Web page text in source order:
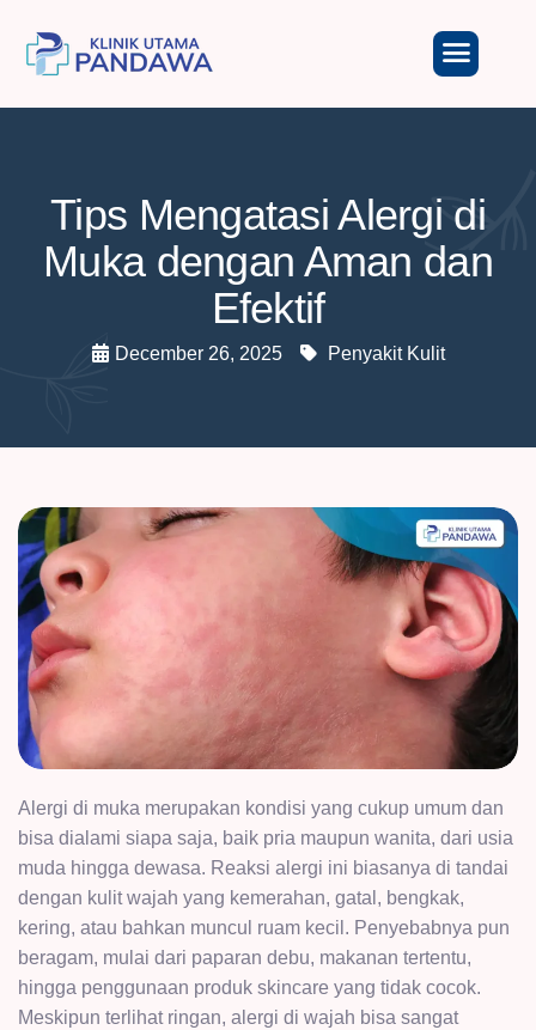
Tips Mengatasi Alergi di
Muka dengan Aman dan
Efektif
December 26, 2025 Penyakit Kulit
Alergi di muka merupakan kondisi yang cukup umum dan
bisa dialami siapa saja, baik pria maupun wanita, dari usia
muda hingga dewasa. Reaksi alergi ini biasanya di tandai
dengan kulit wajah yang kemerahan, gatal, bengkak,
kering, atau bahkan muncul ruam kecil. Penyebabnya pun
beragam, mulai dari paparan debu, makanan tertentu,
hingga penggunaan produk skincare yang tidak cocok.
Meskipun terlihat ringan, alergi di wajah bisa sangat